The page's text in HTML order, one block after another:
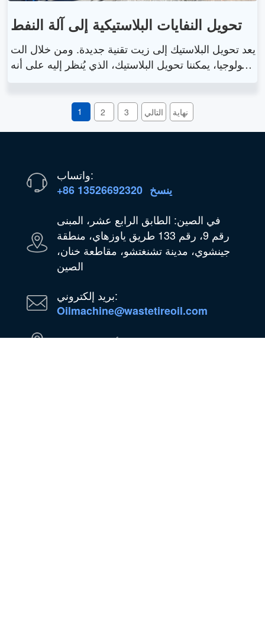
تحويل النفايات البلاستيكية إلى آلة النفط
يعد تحويل البلاستيك إلى زيت تقنية جديدة. ومن خلال الت
كنولوجيا، يمكننا تحويل البلاستيك، الذي يُنظر إليه على أنه
لتعليقات العملاء، نعمل باستمرار على تحسين جودة هذه ا
1 2 3 التالي
واتساب:
+86 13526692320 ينسخ
في الصين: الطابق الرابع عشر، المبنى
رقم 9، رقم 133 طريق ياوزهاي، منطقة
جينشوي، مدينة تشنغتشو، مقاطعة خنان،
الصين
بريد إلكتروني:
Oilmachine@wastetireoil.com
في نيجيريا: ولاية أوجون، نيجيريا